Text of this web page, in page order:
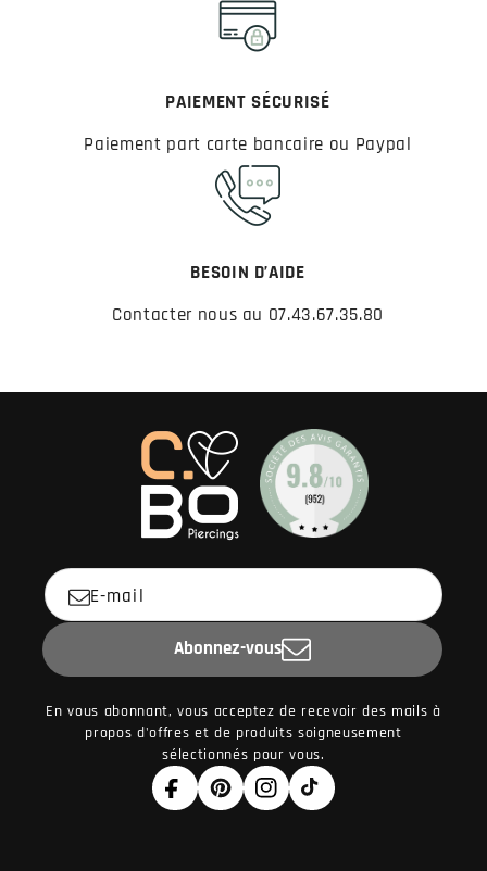
PAIEMENT SÉCURISÉ
Paiement part carte bancaire ou Paypal
BESOIN D’AIDE
Contacter nous au 07.43.67.35.80
E-mail
Abonnez-vous
En vous abonnant, vous acceptez de recevoir des mails à
propos d'offres et de produits soigneusement
sélectionnés pour vous.
FacebookPinterestInstagram
TikTok